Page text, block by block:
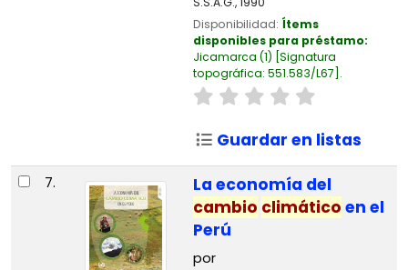
Disponibilidad: Ítems
disponibles para préstamo:
Jicamarca (1) Signatura
topográfica: 551.583/L67 .
Guardar en listas
7.
La economía del
cambio climático en el
Perú
por